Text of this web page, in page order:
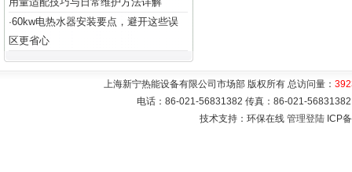
·60kw电热水器安装要点，避开这些误
区更省心
上海新宁热能设备有限公司市场部 版权所有 总访问量：
电话：86-021-56831382 传真：86-021-
技术支持：环保在线 管理登陆 ICP